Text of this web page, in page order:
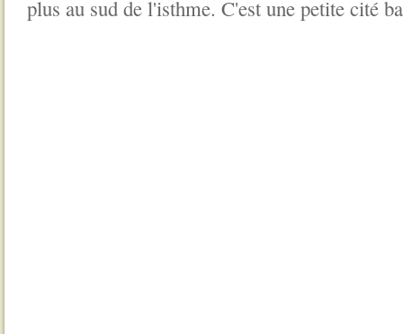
plus au sud de l'isthme. C'est une petite cité